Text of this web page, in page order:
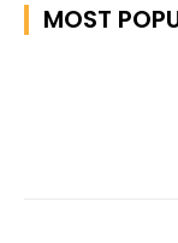
MOST